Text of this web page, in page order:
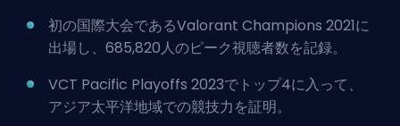
初の国際大会であるValorant Champions 2021に
出場し、685,820人のピーク視聴者数を記録。
VCT Pacific Playoffs 2023でトップ4に入って、
アジア太平洋地域での競技力を証明。